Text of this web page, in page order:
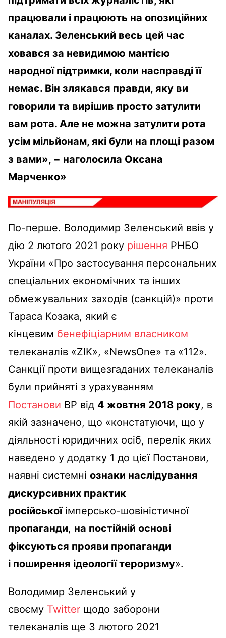
працювали і працюють на опозиційних
каналах. Зеленський весь цей час
ховався за невидимою мантією
народної підтримки, коли насправді її
немає. Він злякався правди, яку ви
говорили та вирішив просто затулити
вам рота. Але не можна затулити рота
усім мільйонам, які були на площі разом
з вами», − наголосила Оксана
Марченко»
По-перше. Володимир Зеленський ввів у
дію 2 лютого 2021 року рішення РНБО
України «Про застосування персональних
спеціальних економічних та інших
обмежувальних заходів (санкцій)» проти
Тараса Козака, який є
кінцевим бенефіціарним власником
телеканалів «ZIK», «NewsOne» та «112».
Санкції проти вищезгаданих телеканалів
були прийняті з урахуванням
Постанови ВР від 4 жовтня 2018 року, в
якій зазначено, що «констатуючи, що у
діяльності юридичних осіб, перелік яких
наведено у додатку 1 до цієї Постанови,
наявні системні ознаки наслідування
дискурсивних практик
російськоїімперсько-шовіністичної
пропаганди, на постійній основі
фіксуються прояви пропаганди
і поширення ідеології тероризму».
Володимир Зеленський у
своєму Twitter щодо заборони
телеканалів ще 3 лютого 2021